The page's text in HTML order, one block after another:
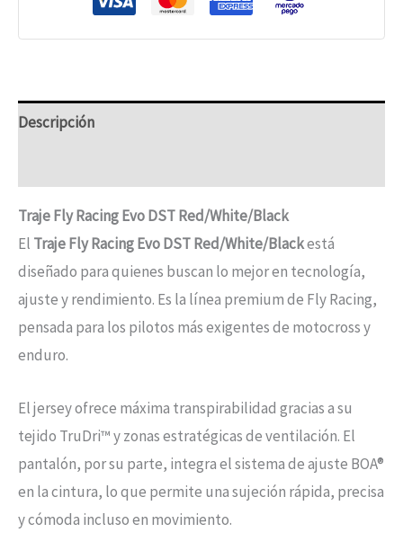
Descripción
Traje Fly Racing Evo DST Red/White/Black
El Traje Fly Racing Evo DST Red/White/Blackestá
diseñado para quienes buscan lo mejor en tecnología,
ajuste y rendimiento. Es la línea premium de Fly Racing,
pensada para los pilotos más exigentes de motocross y
enduro.
El jersey ofrece máxima transpirabilidad gracias a su
tejido TruDri™ y zonas estratégicas de ventilación. El
pantalón, por su parte, integra el sistema de ajuste BOA®
en la cintura, lo que permite una sujeción rápida, precisa
y cómoda incluso en movimiento.